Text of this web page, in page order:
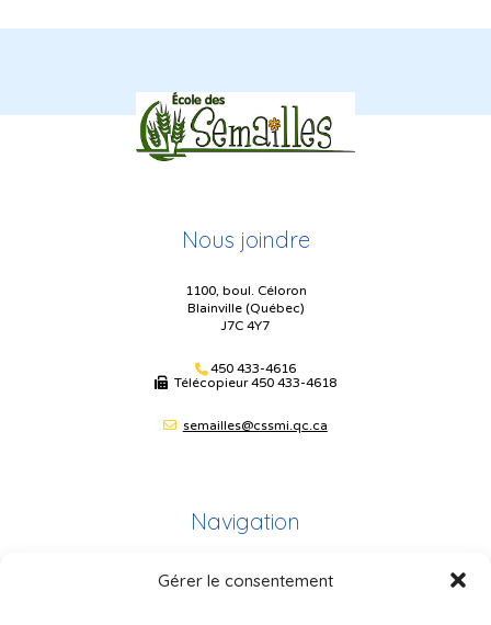
Gérer le consentement
Nous joindre
1100, boul. Céloron
Blainville (Québec)
J7C 4Y7
450 433-4616
Télécopieur450 433-4618
semailles@cssmi.qc.ca
Navigation
Plan du site